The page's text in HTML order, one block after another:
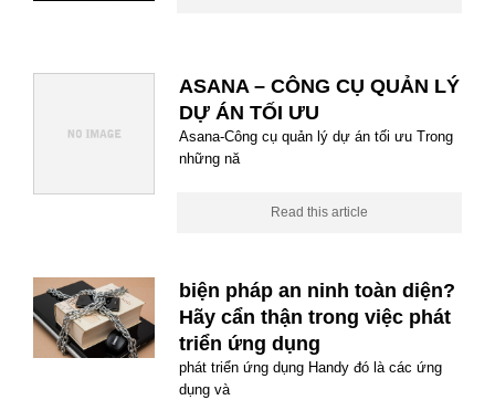
ASANA – CÔNG CỤ QUẢN LÝ
DỰ ÁN TỐI ƯU
Asana-Công cụ quản lý dự án tối ưu Trong
những nă
Read this article
biện pháp an ninh toàn diện?
Hãy cẩn thận trong việc phát
triển ứng dụng
phát triển ứng dụng Handy đó là các ứng
dụng và